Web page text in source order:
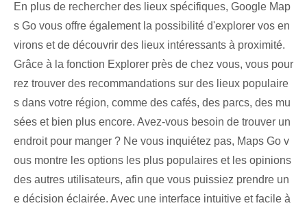
En plus de rechercher des lieux spécifiques, Google Map
s Go vous offre également la possibilité d'explorer vos en
virons et de découvrir des lieux intéressants à proximité.
Grâce à la fonction Explorer près de chez vous, vous pour
rez trouver des recommandations sur des lieux populaire
s dans votre région, comme des cafés, des parcs, des mu
sées et bien plus encore. Avez-vous besoin de trouver un
endroit pour manger ? Ne vous inquiétez pas, Maps Go v
ous montre les options les plus populaires et les opinions
des autres utilisateurs, afin que vous puissiez prendre un
e décision éclairée. Avec une interface intuitive et facile à